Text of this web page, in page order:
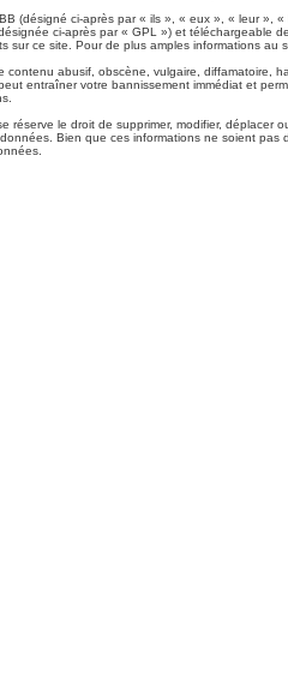
(désigné ci-après par « ils », « eux », « leur »,
ci-après par « GPL ») et téléchargeable
sur ce site. Pour de plus amples informations au
contenu abusif, obscène, vulgaire, diffamatoire,
entraîner votre bannissement immédiat et
réserve le droit de supprimer, modifier,
Bien que ces informations ne soient